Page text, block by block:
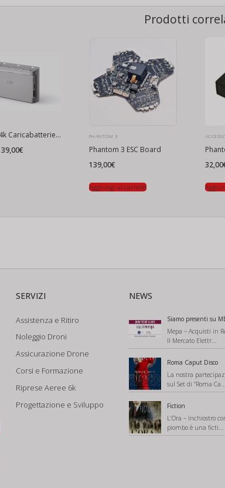
Prodotti
Dji Mini 4k Caricabatterie Multiplo
39,00€Fascia
PHANTOM 3
Phantom 3 ESC Board
139,00€
Aggiungi al carrello
32,00
SERVIZI
Assistenza e Ritiro
Noleggio Droni
Assicurazione Drone
Corsi e Formazione
Riprese Aeree 6k
Progettazione e Sviluppo
NEWS
Siamo presenti su
Mepa – Acquisti in
Il Mercato Elettr...
Roma Caput Disco
La nostra
sul Set di “Roma Ca...
Fiction
L’Ora – Inchiostro
piombo è una ficti...